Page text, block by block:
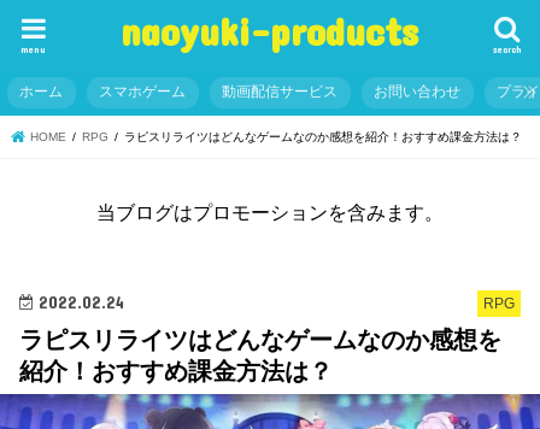
naoyuki-products search
menu
ホーム スマホゲーム 動画配信サービス お問い合わせ プラ
HOME RPG ラピスリライツはどんなゲームなのか感想を紹介！おすすめ課金方法は？
当ブログはプロモーションを含みます。
RPG
2022.02.24
ラピスリライツはどんなゲームなのか感想を
紹介！おすすめ課金方法は？